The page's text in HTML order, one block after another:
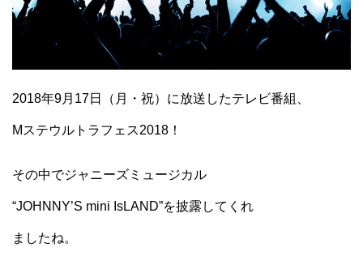
2018年9月17日（月・祝）に放送したテレビ番組、
Mステウルトラフェス2018！
その中でジャニーズミュージカル
“JOHNNY’S mini IsLAND”を披露してくれ
ましたね。